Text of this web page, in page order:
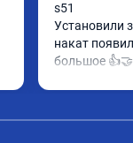
s51
Установили
накат
большое 👍🤝